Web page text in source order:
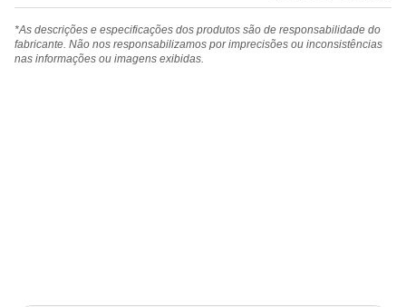
*As descrições e especificações dos produtos são de responsabilidade do
fabricante. Não nos responsabilizamos por imprecisões ou inconsistências
nas informações ou imagens exibidas.